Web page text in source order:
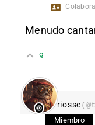
Menudo
9
Triosse
Miembro